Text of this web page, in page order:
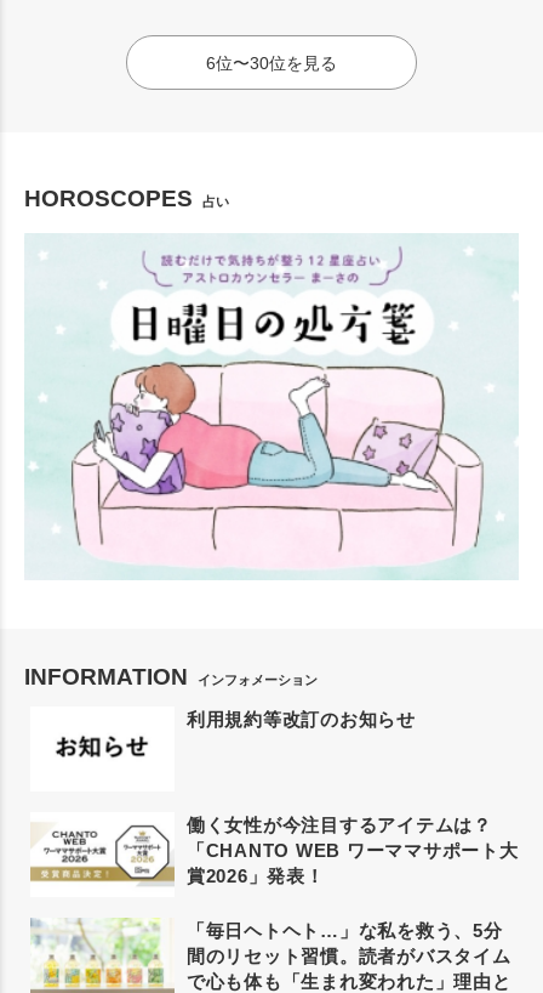
6位〜30位を見る
HOROSCOPES 占い
INFORMATION インフォメーション
利用規約等改訂のお知らせ
働く女性が今注目するアイテムは？
「CHANTO WEB ワーママサポート大
賞2026」発表！
「毎日ヘトヘト…」な私を救う、5分
間のリセット習慣。読者がバスタイム
で心も体も「生まれ変われた」理由と